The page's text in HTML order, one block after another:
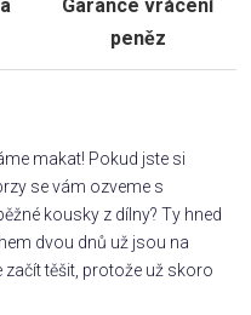
Garance vrácení
peněz
makat! Pokud jste si
se vám ozveme s
kousky z dílny? Ty hned
dvou dnů už jsou na
začít těšit, protože už skoro